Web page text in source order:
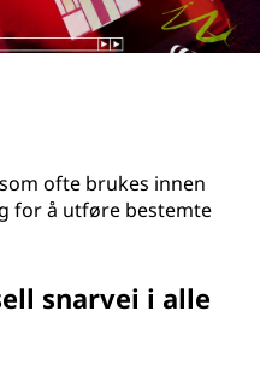
ofte brukes innen
for å utføre bestemte
snarvei i alle